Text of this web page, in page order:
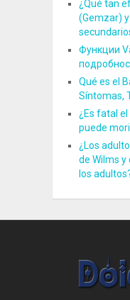
¿Qué tan
(Gemzar)
Функции
Qué es el
Síntomas,
¿Es fatal
puede
¿Los
de Wilms y
los